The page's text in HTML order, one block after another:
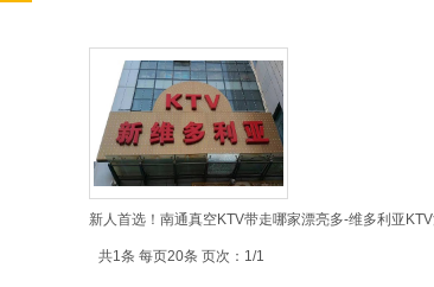
新人首选！南通真空KTV带走哪家漂亮多-维多利亚
共1条 每页20条 页次：1/1